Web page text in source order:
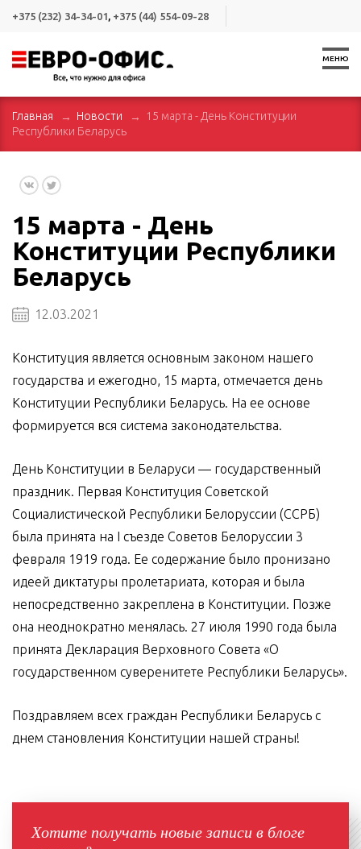
+375 (232) 34-34-01, +375 (44) 554-09-28
МЕНЮ
Главная Новости
15 марта - День Конституции
Республики Беларусь
15 марта - День
Конституции Республики
Беларусь
12.03.2021
Конституция является основным законом нашего
государства и ежегодно, 15 марта, отмечается день
Конституции Республики Беларусь. На ее основе
формируется вся система законодательства.
День Конституции в Беларуси — государственный
праздник. Первая Конституция Советской
Социалистической Республики Белоруссии (ССРБ)
была принята на I съезде Советов Белоруссии 3
февраля 1919 года. Ее содержание было пронизано
идеей диктатуры пролетариата, которая и была
непосредственно закреплена в Конституции. Позже
она неоднократно менялась. 27 июля 1990 года была
принята Декларация Верховного Совета «О
государственном суверенитете Республики Беларусь».
Поздравляем всех граждан Республики Беларусь с
днем становления Конституции нашей страны!
Хотите получать новые записи в блоге